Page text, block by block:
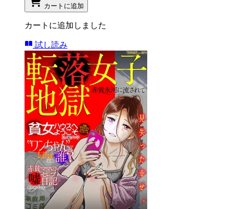
カートに追加
カートに追加しました
試し読み